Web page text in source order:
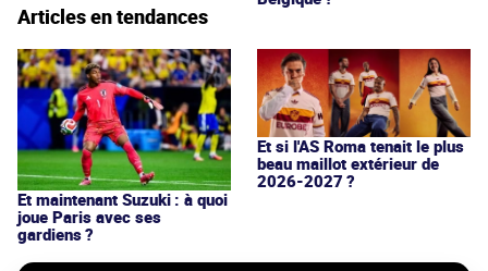
Articles en tendances
Et maintenant Suzuki : à quoi
joue Paris avec ses
gardiens ?
Et si l'AS Roma tenait le plus
beau maillot extérieur de
2026-2027 ?